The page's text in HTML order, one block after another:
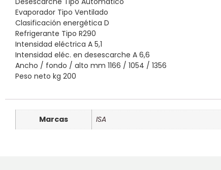
Evaporador Tipo Ventilado
Clasificación energética D
Refrigerante Tipo R290
Intensidad eléctrica A 5,1
Intensidad eléc. en desescarche A 6,6
Ancho / fondo / alto mm 1166 / 1054 / 1356
Peso neto kg 200
Marcas ISA